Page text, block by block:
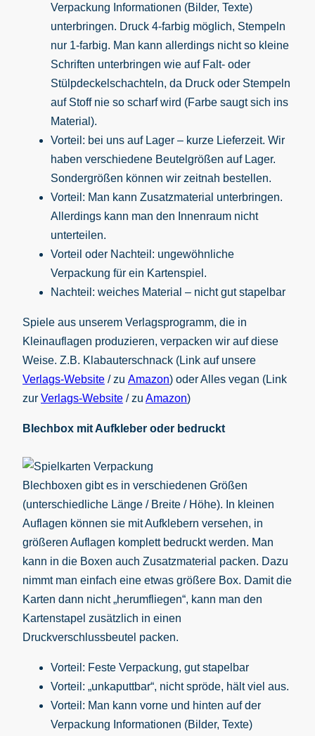
Verpackung Informationen (Bilder, Texte)
unterbringen. Druck 4-farbig möglich, Stempeln
nur 1-farbig. Man kann allerdings nicht so kleine
Schriften unterbringen wie auf Falt- oder
Stülpdeckelschachteln, da Druck oder Stempeln
auf Stoff nie so scharf wird (Farbe saugt sich ins
Material).
Vorteil: bei uns auf Lager – kurze Lieferzeit. Wir
haben verschiedene Beutelgrößen auf Lager.
Sondergrößen können wir zeitnah bestellen.
Vorteil: Man kann Zusatzmaterial unterbringen.
Allerdings kann man den Innenraum nicht
unterteilen.
Vorteil oder Nachteil: ungewöhnliche
Verpackung für ein Kartenspiel.
Nachteil: weiches Material – nicht gut stapelbar
Spiele aus unserem Verlagsprogramm, die in
Kleinauflagen produzieren, verpacken wir auf diese
Weise. Z.B. Klabauterschnack (Link auf unsere
Verlags-Website / zu Amazon) oder Alles vegan (Link
zur Verlags-Website / zu Amazon)
Blechbox mit Aufkleber oder bedruckt
Blechboxen gibt es in verschiedenen Größen
(unterschiedliche Länge / Breite / Höhe). In kleinen
Auflagen können sie mit Aufklebern versehen, in
größeren Auflagen komplett bedruckt werden. Man
kann in die Boxen auch Zusatzmaterial packen. Dazu
nimmt man einfach eine etwas größere Box. Damit die
Karten dann nicht „herumfliegen“, kann man den
Kartenstapel zusätzlich in einen
Druckverschlussbeutel packen.
Vorteil: Feste Verpackung, gut stapelbar
Vorteil: „unkaputtbar“, nicht spröde, hält viel aus.
Vorteil: Man kann vorne und hinten auf der
Verpackung Informationen (Bilder, Texte)